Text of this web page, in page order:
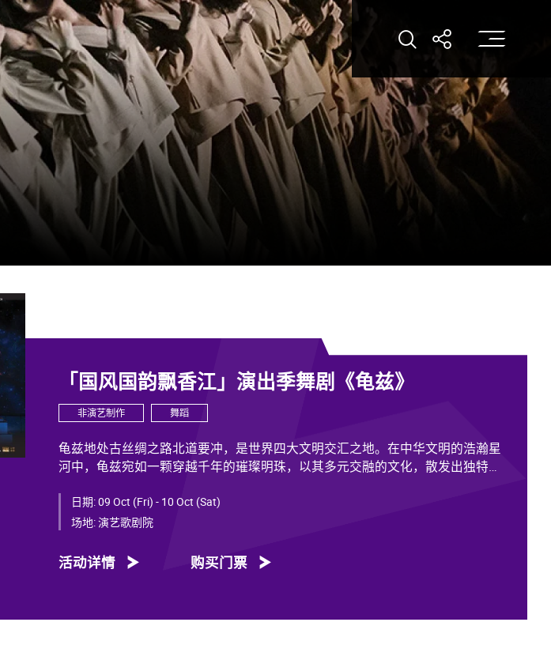
打开搜索打开分享打
「国风国韵飘香江」演出季舞剧《龟兹》
非演艺制作 舞蹈
龟兹地处古丝绸之路北道要冲，是世界四大文明交汇之地。在中华文明的浩瀚星
河中，龟兹宛如一颗穿越千年的璀璨明珠，以其多元交融的文化，散发出独特魅
龟兹文化流淌着古往今来各族人民的印迹和血脉，从石窟壁画胡服供养人，到“苏
中华文明多元一体的生动见证。舞剧《龟兹》踏着印迹而来，在罗什东行、玄奘
西行跨时空交织中，把龟兹文化艺术的交融流变搬上舞台。
日期:09 Oct (Fri) - 10 Oct (Sat)
场地:演艺歌剧院
活动详情 购买门票